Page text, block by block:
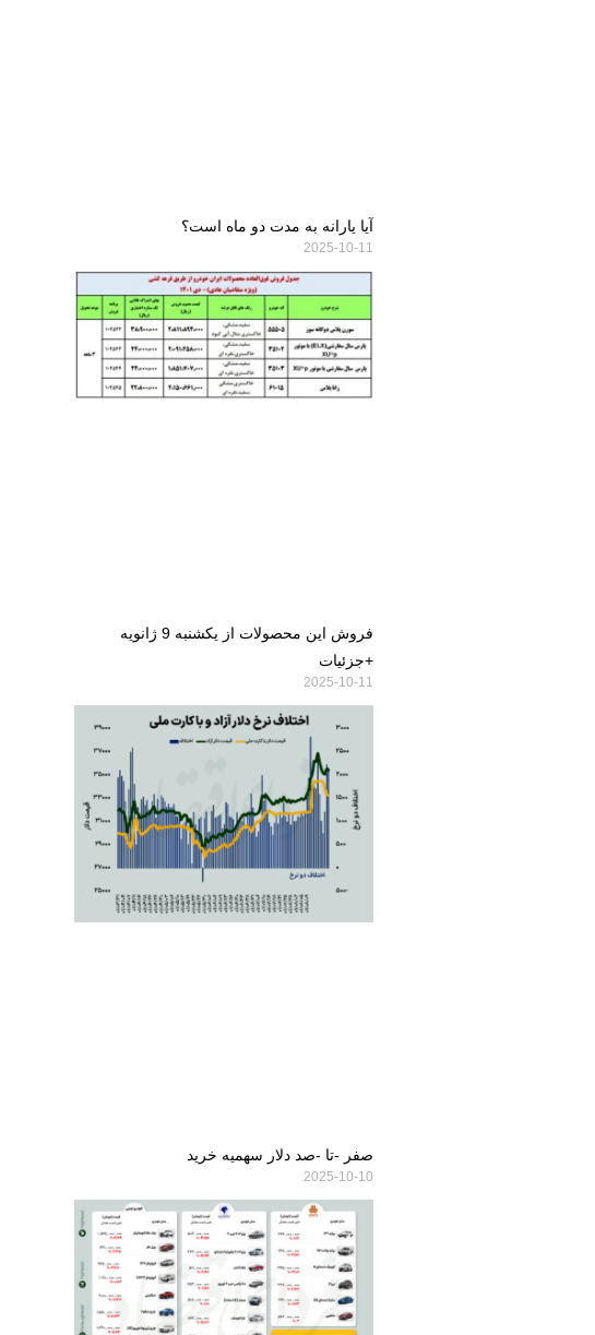
آیا یارانه به مدت دو ماه است؟
2025-10-11
فروش این محصولات از یکشنبه 9 ژانویه
+جزئیات
2025-10-11
صفر -تا -صد دلار سهمیه خرید
2025-10-10